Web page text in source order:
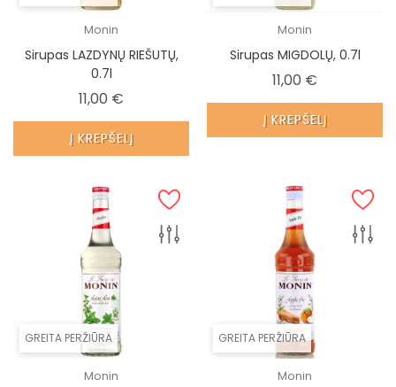
Monin
Sirupas LAZDYNŲ RIEŠUTŲ,
0.7l
11,00 €
Į KREPŠELĮ
Monin
Sirupas MIGDOLŲ, 0.7l
11,00 €
Į KREPŠELĮ
GREITA PERŽIŪRA
Monin
GREITA PERŽIŪRA
Monin